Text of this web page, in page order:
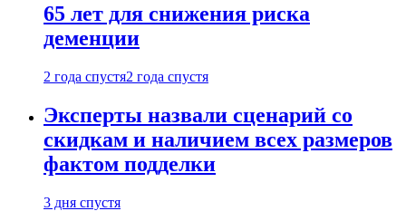
65 лет для снижения риска
деменции
2 года спустя2 года спустя
Эксперты назвали сценарий со
скидкам и наличием всех размеров
фактом подделки
3 дня спустя